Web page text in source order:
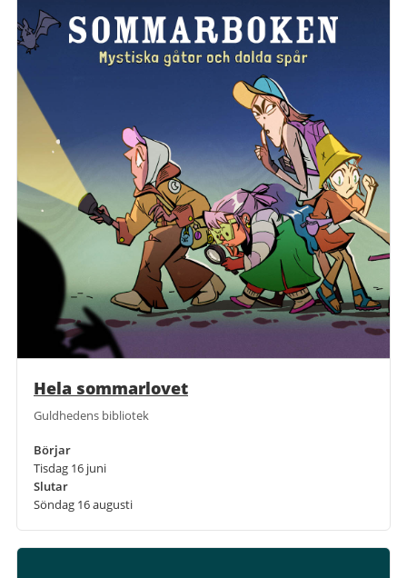
Hela sommarlovet
Guldhedens bibliotek
Börjar
Tisdag 16 juni
Slutar
Söndag 16 augusti